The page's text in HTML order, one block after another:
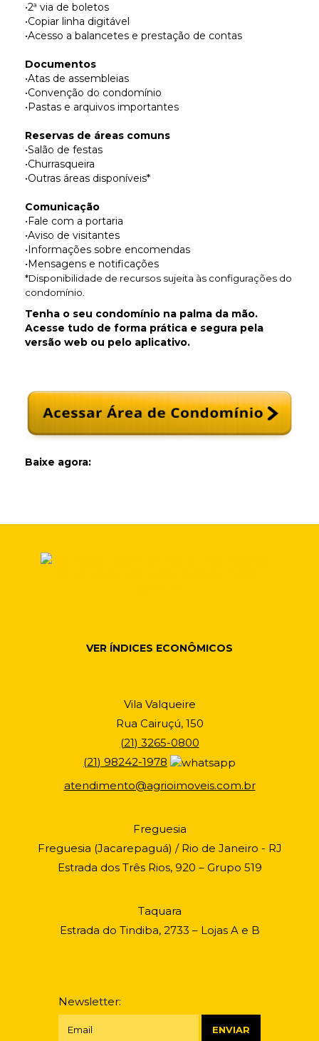
•2ª via de boletos
•Copiar linha digitável
•Acesso a balancetes e prestação de contas
Documentos
•Atas de assembleias
•Convenção do condomínio
•Pastas e arquivos importantes
Reservas de áreas comuns
•Salão de festas
•Churrasqueira
•Outras áreas disponíveis*
Comunicação
•Fale com a portaria
•Aviso de visitantes
•Informações sobre encomendas
•Mensagens e notificações
*Disponibilidade de recursos sujeita às configurações do
condomínio.
Tenha o seu condomínio na palma da mão.
Acesse tudo de forma prática e segura pela
versão web ou pelo aplicativo.
Baixe agora:
VER ÍNDICES ECONÔMICOS
Vila Valqueire
Rua Cairuçú, 150
(21) 3265-0800
(21) 98242-1978
atendimento@agrioimoveis.com.br
Freguesia
Freguesia (Jacarepaguá) / Rio de Janeiro - RJ
Estrada dos Três Rios, 920 – Grupo 519
Taquara
Estrada do Tindiba, 2733 – Lojas A e B
Newsletter: